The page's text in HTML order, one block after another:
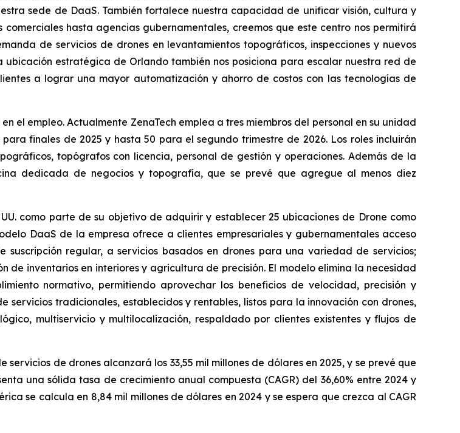
sede de DaaS. También fortalece nuestra capacidad de unificar visión, cultura y
hasta agencias gubernamentales, creemos que este centro nos permitirá
de servicios de drones en levantamientos topográficos, inspecciones y nuevos
ubicación estratégica de Orlando también nos posiciona para escalar nuestra red de
a lograr una mayor automatización y ahorro de costos con las tecnologías de
el empleo. Actualmente ZenaTech emplea a tres miembros del personal en su unidad
finales de 2025 y hasta 50 para el segundo trimestre de 2026. Los roles incluirán
topógrafos con licencia, personal de gestión y operaciones. Además de la
dedicada de negocios y topografía, que se prevé que agregue al menos diez
como parte de su objetivo de adquirir y establecer 25 ubicaciones de Drone como
DaaS de la empresa ofrece a clientes empresariales y gubernamentales acceso
regular, a servicios basados en drones para una variedad de servicios;
de inventarios en interiores y agricultura de precisión. El modelo elimina la necesidad
normativo, permitiendo aprovechar los beneficios de velocidad, precisión y
tradicionales, establecidos y rentables, listos para la innovación con drones,
multiservicio y multilocalización, respaldado por clientes existentes y flujos de
servicios de drones alcanzará los 33,55 mil millones de dólares en 2025, y se prevé que
una sólida tasa de crecimiento anual compuesta (CAGR) del 36,60% entre 2024 y
se calcula en 8,84 mil millones de dólares en 2024 y se espera que crezca al CAGR